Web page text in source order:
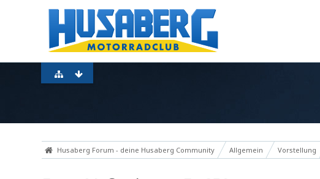
Husaberg Forum - deine Husaberg Community Allgemein Vorstellung